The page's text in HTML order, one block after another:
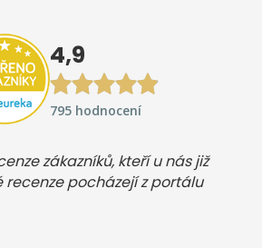
4,9
795 hodnocení
zákazníků, kteří u nás již
recenze pocházejí z portálu